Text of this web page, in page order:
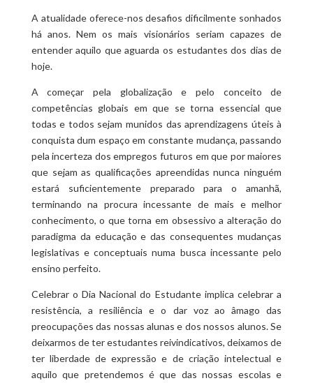
A atualidade oferece-nos desafios dificilmente sonhados
há anos. Nem os mais visionários seriam capazes de
entender aquilo que aguarda os estudantes dos dias de
hoje.
A começar pela globalização e pelo conceito de
competências globais em que se torna essencial que
todas e todos sejam munidos das aprendizagens úteis à
conquista dum espaço em constante mudança, passando
pela incerteza dos empregos futuros em que por maiores
que sejam as qualificações apreendidas nunca ninguém
estará suficientemente preparado para o amanhã,
terminando na procura incessante de mais e melhor
conhecimento, o que torna em obsessivo a alteração do
paradigma da educação e das consequentes mudanças
legislativas e conceptuais numa busca incessante pelo
ensino perfeito.
Celebrar o Dia Nacional do Estudante implica celebrar a
resistência, a resiliência e o dar voz ao âmago das
preocupações das nossas alunas e dos nossos alunos. Se
deixarmos de ter estudantes reivindicativos, deixamos de
ter liberdade de expressão e de criação intelectual e
aquilo que pretendemos é que das nossas escolas e